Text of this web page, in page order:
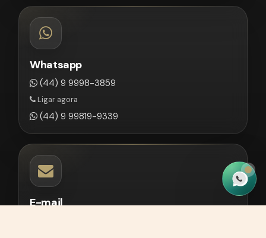
Whatsapp
(44) 9 9998-3859
Ligar agora
(44) 9 99819-9339
E-mail